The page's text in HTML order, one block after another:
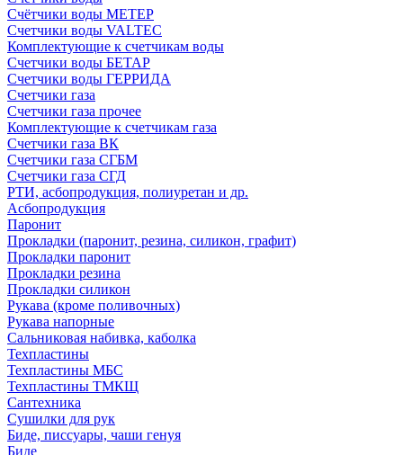
Счётчики воды МЕТЕР
Счетчики воды VALTEC
Комплектующие к счетчикам воды
Счетчики воды БЕТАР
Счетчики воды ГЕРРИДА
Счетчики газа
Счетчики газа прочее
Комплектующие к счетчикам газа
Счетчики газа ВК
Счетчики газа СГБМ
Счетчики газа СГД
РТИ, асбопродукция, полиуретан и др.
Асбопродукция
Паронит
Прокладки (паронит, резина, силикон, графит)
Прокладки паронит
Прокладки резина
Прокладки силикон
Рукава (кроме поливочных)
Рукава напорные
Сальниковая набивка, каболка
Техпластины
Техпластины МБС
Техпластины ТМКЩ
Сантехника
Сушилки для рук
Биде, писсуары, чаши генуя
Биде